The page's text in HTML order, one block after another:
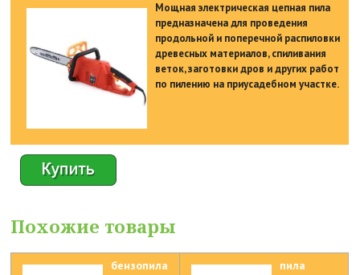
Мощная электрическая цепная пила
предназначена для проведения
продольной и поперечной распиловки
древесных материалов, спиливания
веток, заготовки дров и других работ
по пилению на приусадебном участке.
Похожие товары
бензопила
пила